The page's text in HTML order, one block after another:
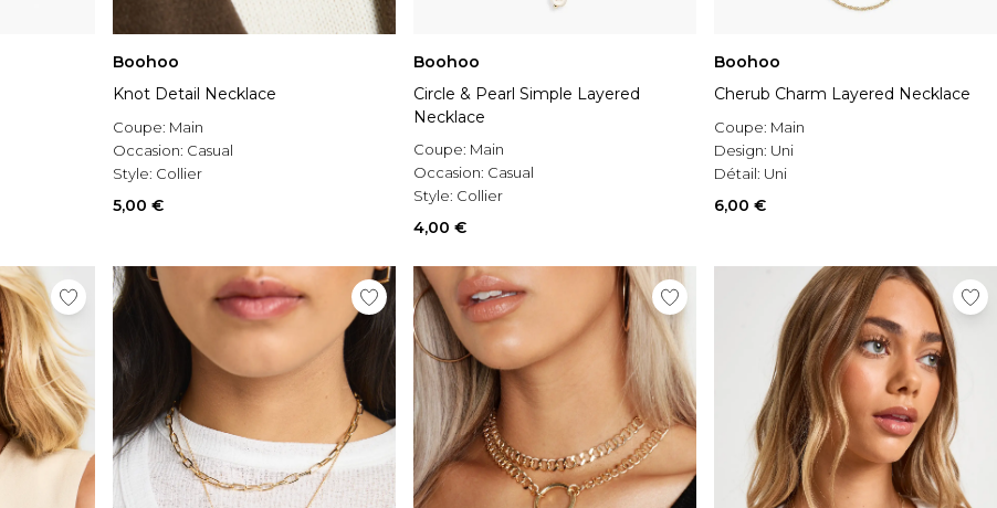
Boohoo
Knot Detail Necklace
Coupe: Main
Occasion: Casual
Style: Collier
5,00 €
Boohoo
Circle & Pearl Simple Layered
Necklace
Coupe: Main
Occasion: Casual
Style: Collier
4,00 €
Boohoo
Cherub Charm Layered Necklace
Coupe: Main
Design: Uni
Détail: Uni
6,00 €